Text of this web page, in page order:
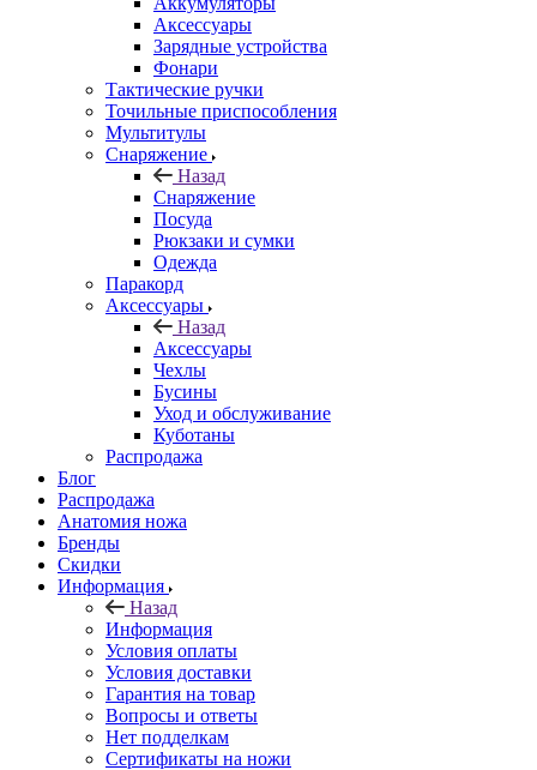
Аксессуары
Зарядные устройства
Фонари
Тактические ручки
Точильные приспособления
Мультитулы
Снаряжение
Назад
Снаряжение
Посуда
Рюкзаки и сумки
Одежда
Паракорд
Аксессуары
Назад
Аксессуары
Чехлы
Бусины
Уход и обслуживание
Куботаны
Распродажа
Блог
Распродажа
Анатомия ножа
Бренды
Скидки
Информация
Назад
Информация
Условия оплаты
Условия доставки
Гарантия на товар
Вопросы и ответы
Нет подделкам
Сертификаты на ножи